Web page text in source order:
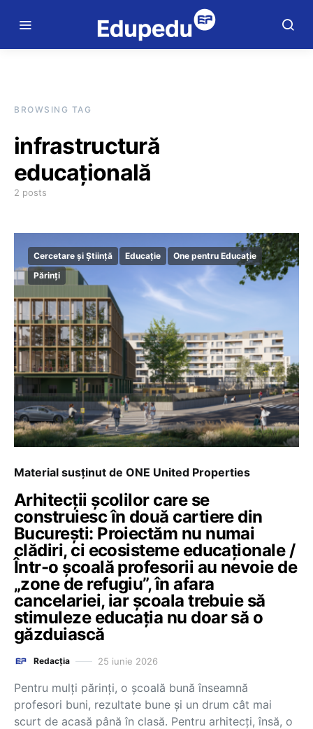
BROWSING TAG
infrastructură
educațională
2 posts
Cercetare și Știință Educație
One pentru Educație
Părinți
Material susținut de ONE United Properties
Arhitecții școlilor care se
construiesc în două cartiere din
București: Proiectăm nu numai
clădiri, ci ecosisteme educaționale /
Într-o școală profesorii au nevoie de
„zone de refugiu”, în afara
cancelariei, iar școala trebuie să
stimuleze educația nu doar să o
găzduiască
Redacția 25 iunie 2026
Pentru mulți părinți, o școală bună înseamnă
profesori buni, rezultate bune și un drum cât mai
scurt de acasă până în clasă. Pentru arhitecți, însă, o